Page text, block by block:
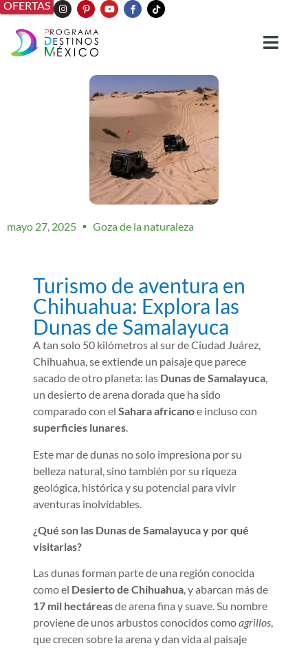
OFERTAS
mayo 27, 2025 Goza de la naturaleza
Turismo de aventura en
Chihuahua: Explora las
Dunas de Samalayuca
A tan solo 50 kilómetros al sur de Ciudad Juárez,
Chihuahua, se extiende un paisaje que parece
sacado de otro planeta: las Dunas de Samalayuca,
un desierto de arena dorada que ha sido
comparado con el Sahara africanoe incluso con
superficies lunares.
Este mar de dunas no solo impresiona por su
belleza natural, sino también por su riqueza
geológica, histórica y su potencial para vivir
aventuras inolvidables.
¿Qué son las Dunas de Samalayuca y por qué
visitarlas?
Las dunas forman parte de una región conocida
como el Desierto de Chihuahua, y abarcan más de
17 mil hectáreasde arena fina y suave. Su nombre
proviene de unos arbustos conocidos comoagrillos,
que crecen sobre la arena y dan vida al paisaje